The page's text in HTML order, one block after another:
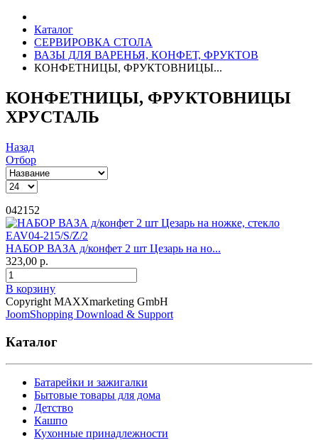
Каталог
СЕРВИРОВКА СТОЛА
ВАЗЫ ДЛЯ ВАРЕНЬЯ, КОНФЕТ, ФРУКТОВ
КОНФЕТНИЦЫ, ФРУКТОВНИЦЫ...
КОНФЕТНИЦЫ, ФРУКТОВНИЦЫ
ХРУСТАЛЬ
Назад
Отбор
042152
НАБОР ВАЗА д/конфет 2 шт Цезарь на но...
323,00 р.
В корзину
Copyright MAXXmarketing GmbH
JoomShopping Download & Support
Каталог
Батарейки и зажигалки
Бытовые товары для дома
Детство
Кашпо
Кухонные принадлежности